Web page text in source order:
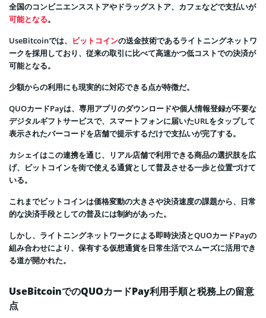
全国のコンビニエンスストアやドラッグストア、カフェなどで支払いが
可能となる。
UseBitcoinでは、
ビットコインの送金技術であるライトニングネットワ
ークを採用しており、従来の取引に比べて高速かつ低コストでの決済が
可能となる。
少額からの利用にも現実的に対応できる点が特徴だ。
QUOカードPayは、専用アプリのダウンロードや個人情報登録が不要な
デジタルギフトサービスで、スマートフォンに届いたURLをタップして
表示されたバーコードを店舗で提示するだけで支払いが完了する。
カシェイはこの連携を通じ、リアル店舗で利用できる商品の選択肢を広
げ、ビットコインを街で使える通貨として普及させる一歩と位置づけて
いる。
これまでビットコインは価格変動の大きさや決済速度の課題から、日常
的な決済手段としての普及には制約があった。
しかし、ライトニングネットワークによる即時決済とQUOカードPayの
組み合わせにより、保有する仮想通貨を日常生活でスムーズに活用でき
る道が開かれた。
UseBitcoinでのQUOカードPay利用手順と税務上の留意
点